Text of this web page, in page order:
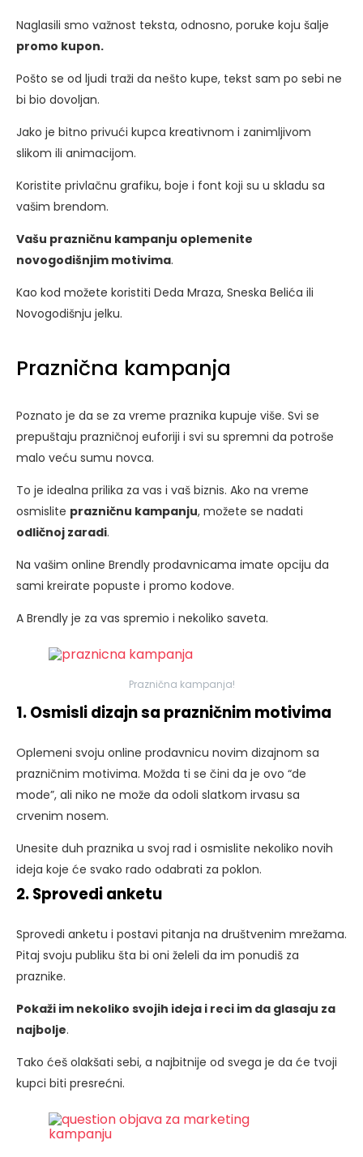
Naglasili smo važnost teksta, odnosno, poruke koju šalje
promo kupon.
Pošto se od ljudi traži da nešto kupe, tekst sam po sebi ne
bi bio dovoljan.
Jako je bitno privući kupca kreativnom i zanimljivom
slikom ili animacijom.
Koristite privlačnu grafiku, boje i font koji su u skladu sa
vašim brendom.
Vašu prazničnu kampanju oplemenite
novogodišnjim motivima.
Kao kod možete koristiti Deda Mraza, Sneska Belića ili
Novogodišnju jelku.
Praznična kampanja
Poznato je da se za vreme praznika kupuje više. Svi se
prepuštaju prazničnoj euforiji i svi su spremni da potroše
malo veću sumu novca.
To je idealna prilika za vas i vaš biznis. Ako na vreme
osmislite prazničnu kampanju, možete se nadati
odličnoj zaradi.
Na vašim online Brendly prodavnicama imate opciju da
sami kreirate popuste i promo kodove.
A Brendly je za vas spremio i nekoliko saveta.
Praznična kampanja!
1. Osmisli dizajn sa prazničnim motivima
Oplemeni svoju online prodavnicu novim dizajnom sa
prazničnim motivima. Možda ti se čini da je ovo “de
mode”, ali niko ne može da odoli slatkom irvasu sa
crvenim nosem.
Unesite duh praznika u svoj rad i osmislite nekoliko novih
ideja koje će svako rado odabrati za poklon.
2. Sprovedi anketu
Sprovedi anketu i postavi pitanja na društvenim mrežama.
Pitaj svoju publiku šta bi oni želeli da im ponudiš za
praznike.
Pokaži im nekoliko svojih ideja i reci im da glasaju za
najbolje.
Tako ćeš olakšati sebi, a najbitnije od svega je da će tvoji
kupci biti presrećni.